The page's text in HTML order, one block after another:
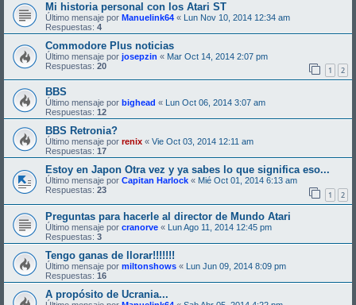
Mi historia personal con los Atari ST
Último mensaje por Manuelink64 « Lun Nov 10, 2014 12:34 am
Respuestas: 4
Commodore Plus noticias
Último mensaje por josepzin « Mar Oct 14, 2014 2:07 pm
Respuestas: 20 1 2
BBS
Último mensaje por bighead « Lun Oct 06, 2014 3:07 am
Respuestas: 12
BBS Retronia?
Último mensaje por renix « Vie Oct 03, 2014 12:11 am
Respuestas: 17
Estoy en Japon Otra vez y ya sabes lo que significa eso...
Último mensaje por Capitan Harlock « Mié Oct 01, 2014 6:13 am
Respuestas: 23 1 2
Preguntas para hacerle al director de Mundo Atari
Último mensaje por cranorve « Lun Ago 11, 2014 12:45 pm
Respuestas: 3
Tengo ganas de llorar!!!!!!!
Último mensaje por miltonshows « Lun Jun 09, 2014 8:09 pm
Respuestas: 16
A propósito de Ucrania...